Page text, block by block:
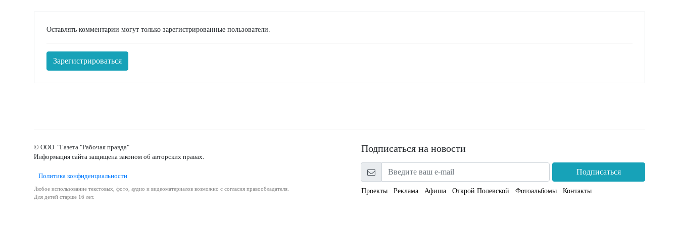
Оставлять комментарии могут только зарегистрированные пользователи.
Зарегистрироваться
© ООО "Газета "Рабочая правда"
Информация сайта защищена законом об авторских правах.
Политика конфиденциальности
Любое использование текстовых, фото, аудио и видеоматериалов возможно с согласия правообладателя.
Для детей старше 16 лет.
Подписаться на новости
Подписаться
Проекты Реклама Афиша Открой Полевской Фотоальбомы Контакты